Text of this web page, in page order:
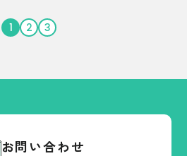
1 2 3
お問い合わせ